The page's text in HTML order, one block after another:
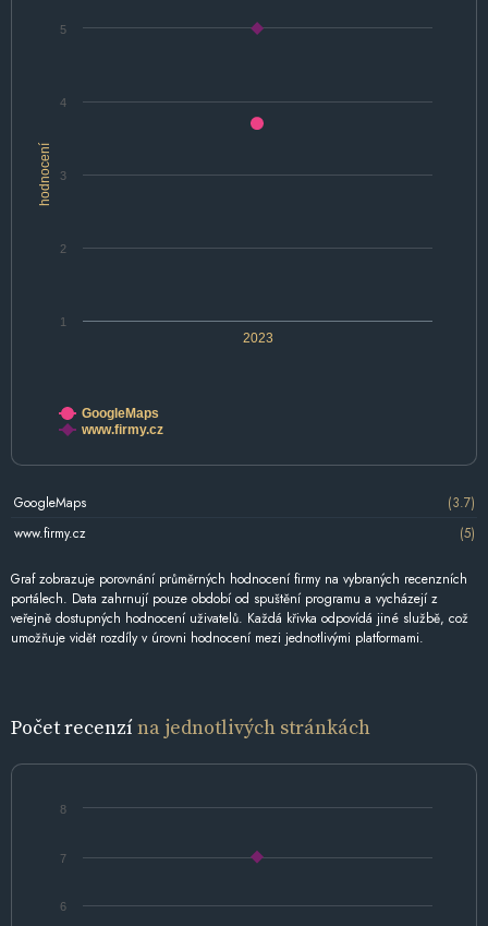
hodnocení
2023
1
2
3
4
5
GoogleMaps
www.firmy.cz
GoogleMaps
(3.7)
www.firmy.cz
(5)
Graf zobrazuje porovnání průměrných hodnocení firmy na vybraných recenzních
portálech. Data zahrnují pouze období od spuštění programu a vycházejí z
veřejně dostupných hodnocení uživatelů. Každá křivka odpovídá jiné službě, což
umožňuje vidět rozdíly v úrovni hodnocení mezi jednotlivými platformami.
Počet recenzína jednotlivých stránkách
6
7
8